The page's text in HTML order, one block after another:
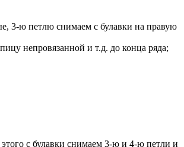
3-ю петлю снимаем с булавки на правую
непровязанной и т.д. до конца ряда;
с булавки снимаем 3-ю и 4-ю петли и